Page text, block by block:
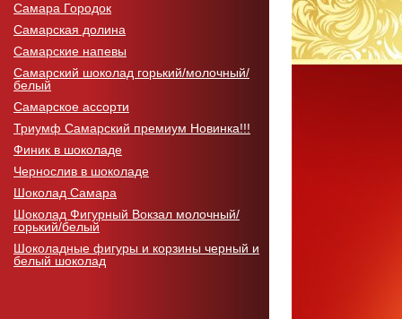
Самара Городок
Самарская долина
Самарские напевы
Самарский шоколад горький/молочный/
белый
Самарское ассорти
Триумф Самарский премиум Новинка!!!
Финик в шоколаде
Чернослив в шоколаде
Шоколад Самара
Шоколад Фигурный Вокзал молочный/
горький/белый
Шоколадные фигуры и корзины черный и
белый шоколад